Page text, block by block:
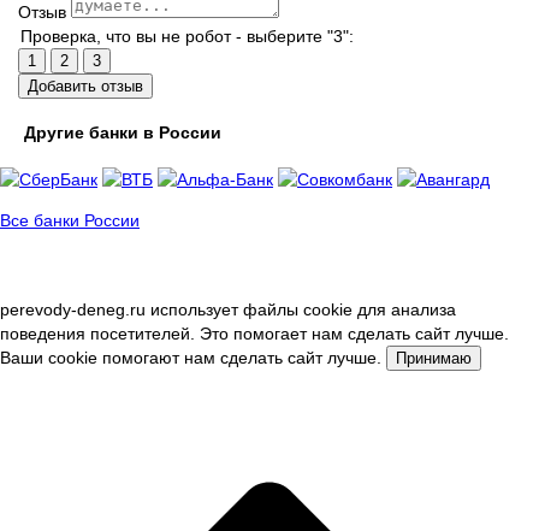
Отзыв
Проверка, что вы не робот - выберите "3":
1 2
3
Добавить отзыв
Другие банки в России
Все банки России
perevody-deneg.ru использует файлы cookie для анализа
поведения посетителей. Это помогает нам сделать сайт лучше.
Ваши cookie помогают нам сделать сайт лучше.
Принимаю